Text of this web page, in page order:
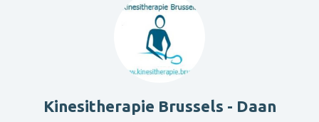
Kinesitherapie Brussels - Daan